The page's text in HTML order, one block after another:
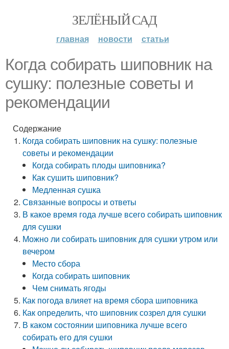
ЗЕЛЁНЫЙ САД
главная новости статьи
Когда собирать шиповник на
сушку: полезные советы и
рекомендации
Содержание
Когда собирать шиповник на сушку: полезные
советы и рекомендации
Когда собирать плоды шиповника?
Как сушить шиповник?
Медленная сушка
Связанные вопросы и ответы
В какое время года лучше всего собирать шиповник
для сушки
Можно ли собирать шиповник для сушки утром или
вечером
Место сбора
Когда собирать шиповник
Чем снимать ягоды
Как погода влияет на время сбора шиповника
Как определить, что шиповник созрел для сушки
В каком состоянии шиповника лучше всего
собирать его для сушки